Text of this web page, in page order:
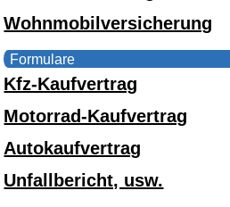
Wohnmobilversicherung
Formulare
Kfz-Kaufvertrag
Motorrad-Kaufvertrag
Autokaufvertrag
Unfallbericht, usw.